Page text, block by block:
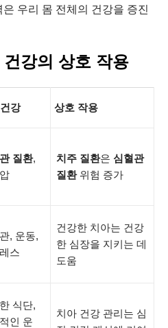
우리 몸 전체의 건강을 증진
강의 상호 작용
강 상호 작용
질환,
치주 질환은 심혈관
질환위험 증가
, 운동,
스
건강한 치아는 건강
한 심장을 지키는 데
도움
식단,
인 운
치아 건강 관리는 심